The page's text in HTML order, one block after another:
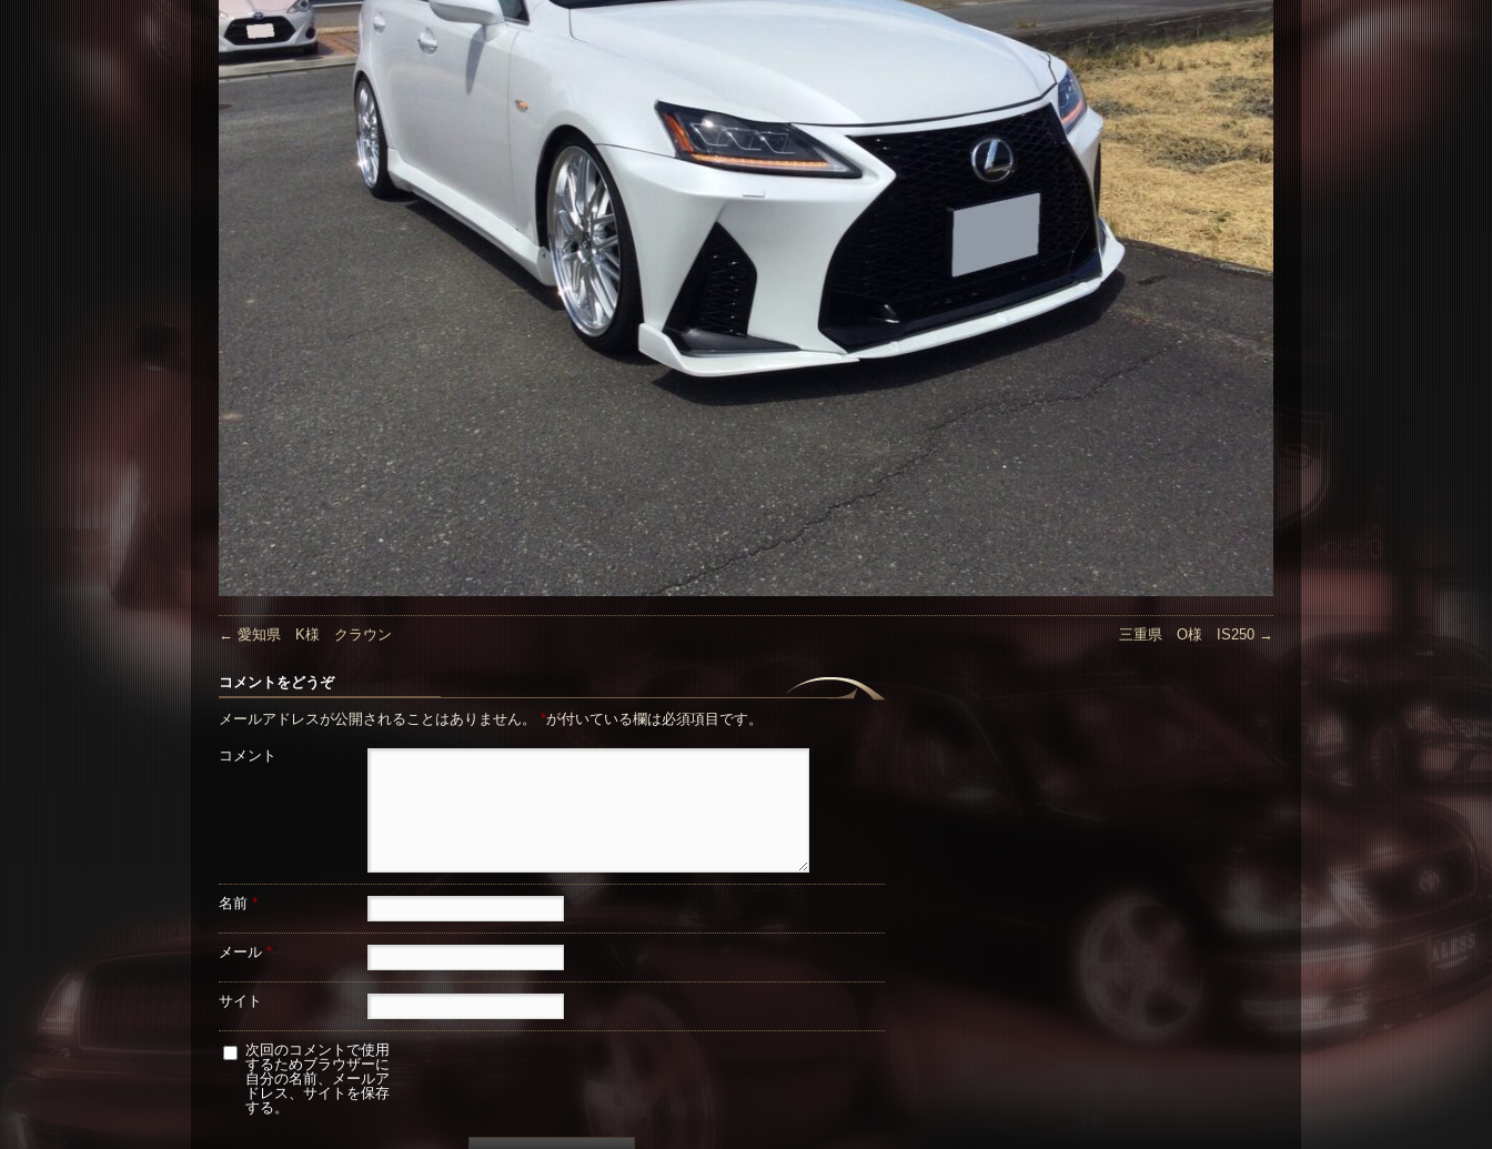
← 愛知県 K様 クラウン 三重県 O様 IS250 →
コメントをどうぞ
メールアドレスが公開されることはありません。 *が付いている欄は必須項目です。
コメント
名前 *
メール *
サイト
次回のコメントで使用
するためブラウザーに
自分の名前、メールア
ドレス、サイトを保存
する。